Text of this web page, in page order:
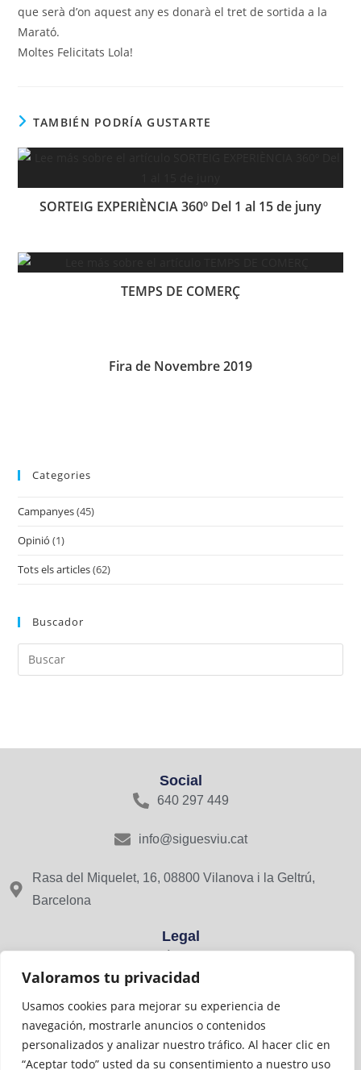
Valoramos tu privacidad
Usamos cookies para mejorar su experiencia de
navegación, mostrarle anuncios o contenidos
personalizados y analizar nuestro tráfico. Al hacer clic en
“Aceptar todo” usted da su consentimiento a nuestro uso
que serà d’on aquest any es donarà el tret de sortida a la
Marató.
Moltes Felicitats Lola!
TAMBIÉN PODRÍA GUSTARTE
SORTEIG EXPERIÈNCIA 360º Del 1 al 15 de juny
TEMPS DE COMERÇ
Fira de Novembre 2019
Categories
Campanyes(45)
Opinió (1)
Tots els articles(62)
Buscador
Social
640 297 449
info@siguesviu.cat
Rasa del Miquelet, 16, 08800 Vilanova i la Geltrú,
Barcelona
Legal
Cookies